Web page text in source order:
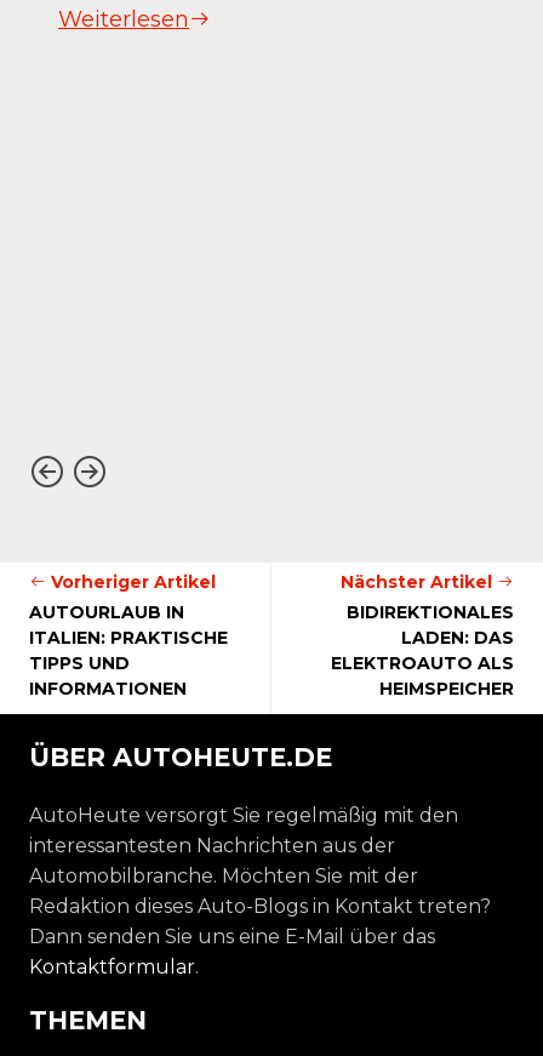
Weiterlesen
Vorheriger Artikel
AUTOURLAUB IN
ITALIEN: PRAKTISCHE
TIPPS UND
INFORMATIONEN
Nächster Artikel
BIDIREKTIONALES
LADEN: DAS
ELEKTROAUTO ALS
HEIMSPEICHER
ÜBER AUTOHEUTE.DE
AutoHeute versorgt Sie regelmäßig mit den
interessantesten Nachrichten aus der
Automobilbranche. Möchten Sie mit der
Redaktion dieses Auto-Blogs in Kontakt treten?
Dann senden Sie uns eine E-Mail über das
Kontaktformular.
THEMEN